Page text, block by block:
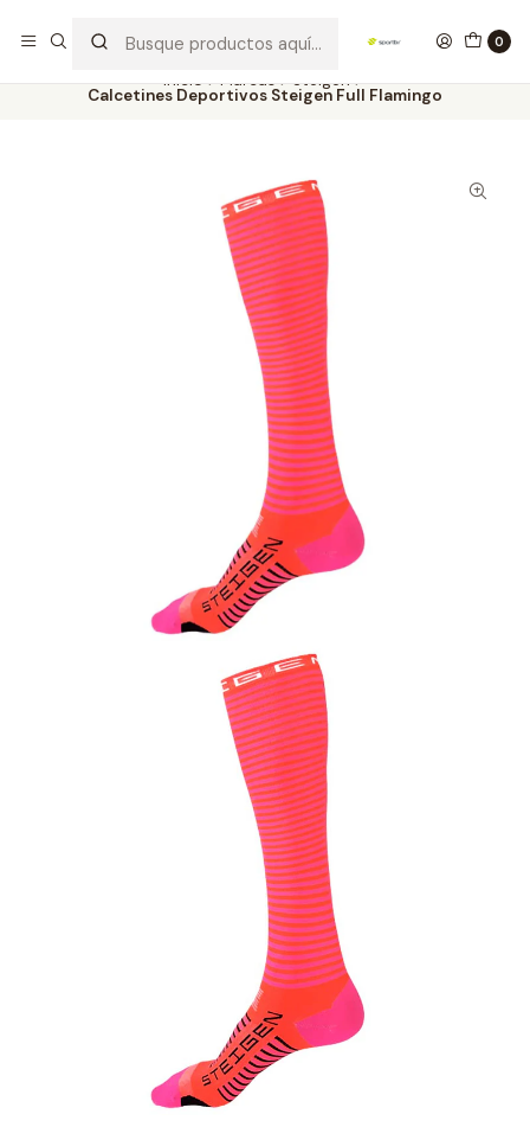
0
Inicio Marcas Steigen
Calcetines Deportivos Steigen Full Flamingo